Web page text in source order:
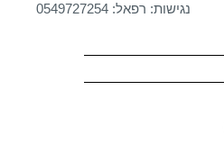
נגישות: רפאל: 0549727254